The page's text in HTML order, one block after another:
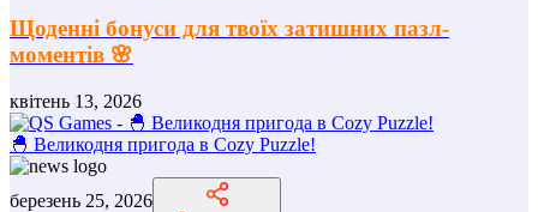
Щоденні бонуси для твоїх затишних пазл-
моментів 🌸
квітень 13, 2026
🐣 Великодня пригода в Cozy Puzzle!
березень 25, 2026